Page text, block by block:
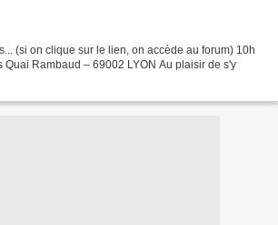
(si on clique sur le lien, on accède au forum) 10h
Quai Rambaud – 69002 LYON Au plaisir de s'y